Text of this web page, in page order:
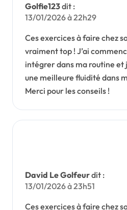
Golfie123dit :
13/01/2026 à 22h29
Ces exercices à faire chez
vraiment top ! J’ai
intégrer dans ma routine et
une meilleure fluidité dans
Merci pour les conseils !
David Le Golfeurdit :
13/01/2026 à 23h51
Ces exercices à faire chez